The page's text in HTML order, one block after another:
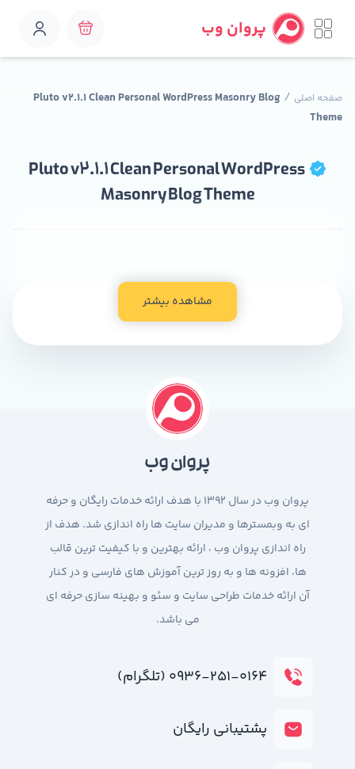
پروان وب
صفحه اصلی /
Pluto v2.1.1 Clean Personal WordPress Masonry Blog
Theme
Pluto v2.1.1 Clean Personal WordPress
Masonry Blog Theme
مشاهده بیشتر
پروان وب
پروان وب در سال 1392 با هدف ارائه خدمات رایگان و حرفه
ای به وبمسترها و مدیران سایت ها راه اندازی شد. هدف از
راه اندازی پروان وب ، ارائه بهترین و با کیفیت ترین قالب
ها، افزونه ها و به روز ترین آموزش های فارسی و در کنار
آن ارائه خدمات طراحی سایت و سئو و بهینه سازی حرفه ای
می باشد.
۰۹۳۶-۲۵۱-۰۱۶۴ (تلگرام)
پشتیبانی رایگان